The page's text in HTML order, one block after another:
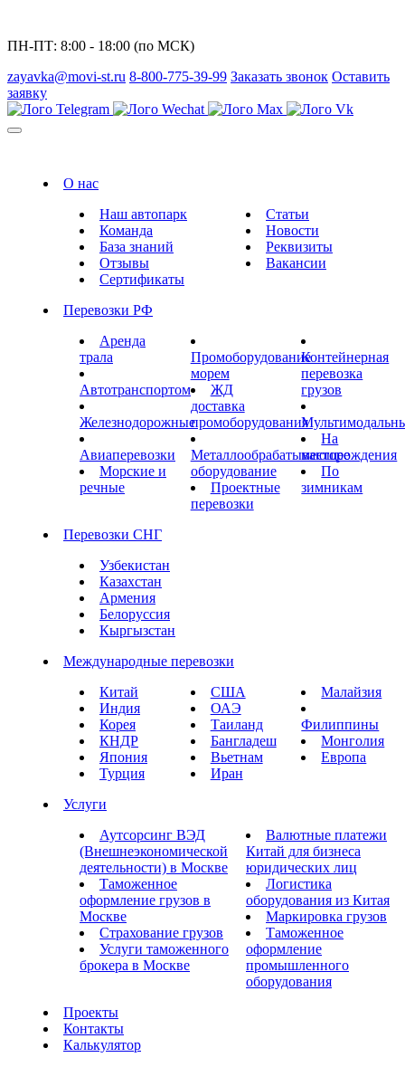
ПН-ПТ: 8:00 - 18:00 (по МСК)
zayavka@movi-st.ru 8-800-775-39-99 Заказать звонок Оставить
заявку
О нас
Наш автопарк
Команда
База знаний
Отзывы
Сертификаты
Статьи
Новости
Реквизиты
Вакансии
Перевозки РФ
Аренда
трала
Автотранспортом
Железнодорожные
Авиаперевозки
Морские и
речные
Промоборудование
морем
ЖД
доставка
промоборудования
Металлообрабатывающее
оборудование
Проектные
перевозки
Контейнерная
перевозка
грузов
На
месторождения
По
зимникам
Перевозки СНГ
Узбекистан
Казахстан
Армения
Белоруссия
Кыргызстан
Международные перевозки
Китай
Индия
Корея
КНДР
Япония
Турция
США
ОАЭ
Таиланд
Бангладеш
Вьетнам
Иран
Малайзия
Филиппины
Монголия
Европа
Услуги
Аутсорсинг ВЭД
(Внешнеэкономической
деятельности) в Москве
Таможенное
оформление грузов в
Москве
Страхование грузов
Услуги таможенного
брокера в Москве
Валютные платежи
Китай для бизнеса
юридических лиц
Логистика
оборудования из Китая
Маркировка грузов
Таможенное
оформление
промышленного
оборудования
Проекты
Контакты
Калькулятор